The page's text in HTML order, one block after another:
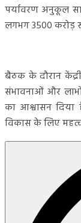
पर्यावरण अनुकूल
लगभग 3500 करोड़
बैठक के दौरान
संभावनाओं और
का आश्वासन दिया
विकास के लिए